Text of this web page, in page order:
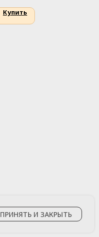
ПРИНЯТЬ И ЗАКРЫТЬ
Купить